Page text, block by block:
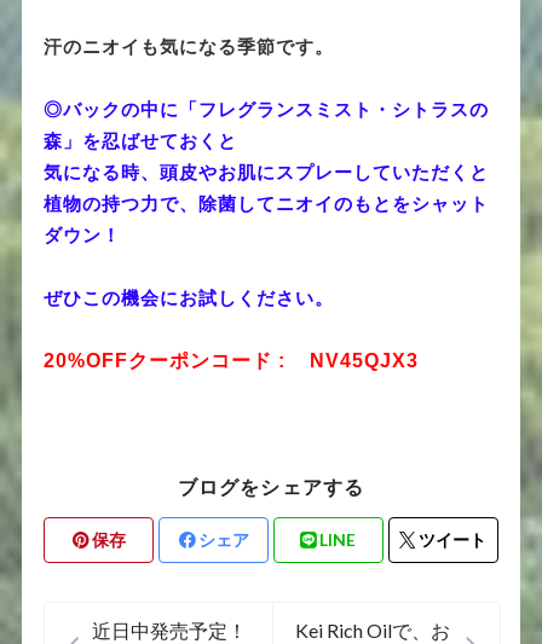
汗のニオイも気になる季節です。
◎バックの中に「フレグランスミスト・シトラスの
森」を忍ばせておくと
気になる時、頭皮やお肌にスプレーしていただくと
植物の持つ力で、除菌してニオイのもとをシャット
ダウン！
ぜひこの機会にお試しください。
20%OFFクーポンコード : NV45QJX3
ブログをシェアする
保存 シェア LINE ツイート
近日中発売予定！
Kei Rich Oilで、お